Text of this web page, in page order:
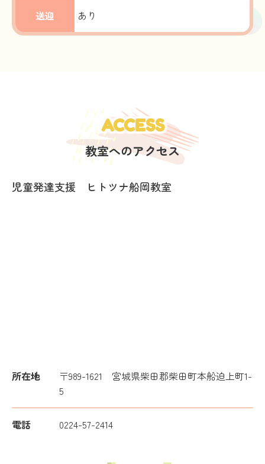
送迎 あり
ACCESS
教室へのアクセス
児童発達支援 ヒトツナ船岡教室
所在地
〒989-1621 宮城県柴田郡柴田町本船迫上町1-
5
電話 0224-57-2414